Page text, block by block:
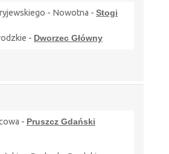
- Nowotna - Stogi
- Dworzec Główny
- Pruszcz Gdański